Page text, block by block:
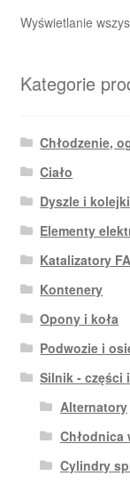
Wyświetlanie
Kategorie
Chłodzenie,
Ciało
Dyszle i
Elementy
Katalizatory
Kontenery
Opony i koła
Podwozie i
Silnik - części
Alternatory
Chłodnica
Cylindry